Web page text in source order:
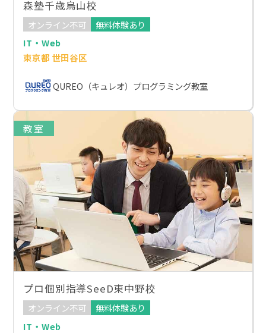
森塾千歳烏山校
オンライン不可
無料体験あり
IT・Web
東京都 世田谷区
QUREO（キュレオ）プログラミング教室
教室
プロ個別指導SeeD東中野校
オンライン不可
無料体験あり
IT・Web